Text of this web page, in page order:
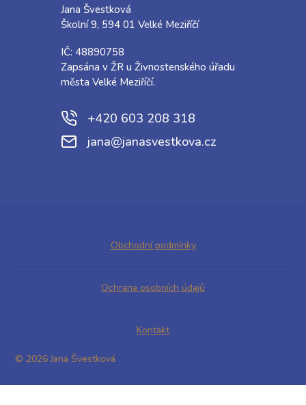
Jana Švestková
Školní 9, 594 01 Velké Meziříčí
IČ: 48890758
Zapsána v ŽR u Živnostenského úřadu
města Velké Meziříčí.
+420 603 208 318
jana@janasvestkova.cz
Obchodní podmínky
Ochrana osobních údajů
Kontakt
© 2026 Jana Švestková